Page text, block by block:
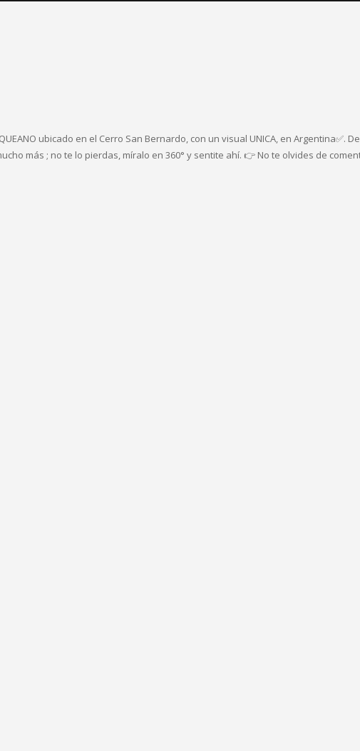
ubicado en el Cerro San Bernardo, con un visual UNICA, en
más ; no te lo pierdas, míralo en 360° y sentite ahí. 👉 No te olvides de